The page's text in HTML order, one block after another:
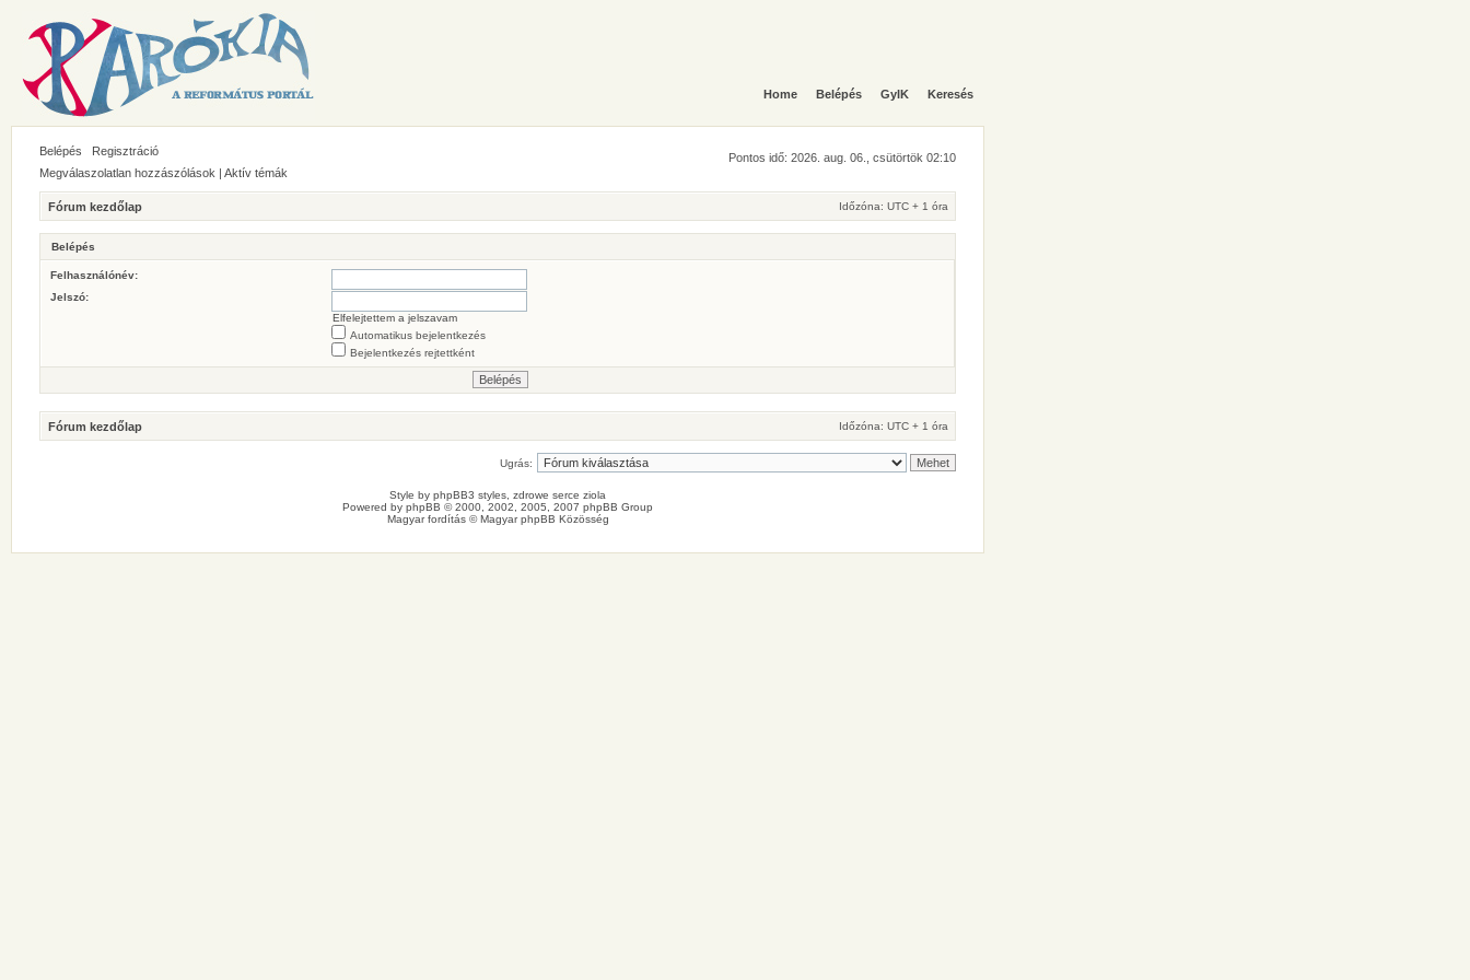
Home Belépés GyIK Keresés
Belépés Regisztráció
Pontos idő: 2026. aug. 06., csütörtök 02:10
Megválaszolatlan hozzászólások | Aktív témák
Fórum kezdőlap Időzóna: UTC + 1 óra
Belépés
Felhasználónév:
Jelszó:
Elfelejtettem a jelszavam
Automatikus bejelentkezés
Bejelentkezés rejtettként
Fórum kezdőlap Időzóna: UTC + 1 óra
Ugrás:
Style by phpBB3 styles , zdrowe serce ziola
Powered by phpBB © 2000, 2002, 2005, 2007 phpBB Group
Magyar fordítás ©Magyar phpBB Közösség